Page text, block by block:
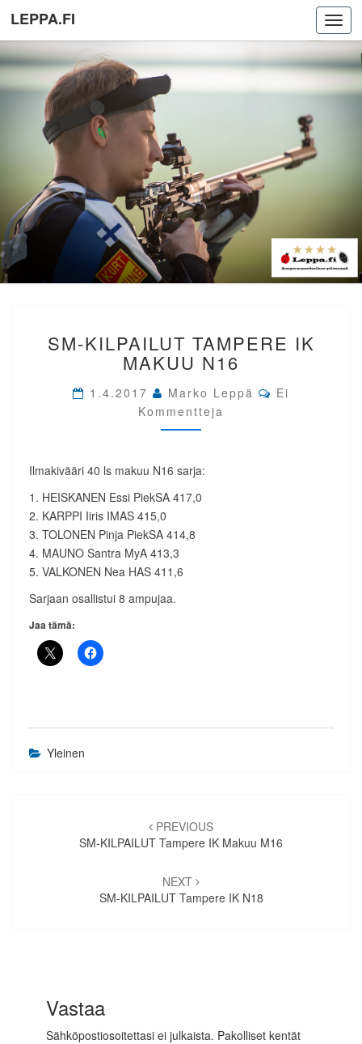
LEPPA.FI
KILPAILUT
TAMPERE
IK
MAKUU
N16
SM-KILPAILUT TAMPERE IK
MAKUU N16
1.4.2017 Marko Leppä Comments
Ei
Kommentteja
Ilmakivääri 40 ls makuu N16 sarja:
1. HEISKANEN Essi PiekSA 417,0
2. KARPPI Iiris IMAS 415,0
3. TOLONEN Pinja PiekSA 414,8
4. MAUNO Santra MyA 413,3
5. VALKONEN Nea HAS 411,6
Sarjaan osallistui 8 ampujaa.
Jaa tämä:
Yleinen
selaus
PREVIOUS
SM-KILPAILUT Tampere IK Makuu M16
NEXT
SM-KILPAILUT Tampere IK N18
Vastaa
Sähköpostiosoitettasi ei julkaista. Pakolliset kentät